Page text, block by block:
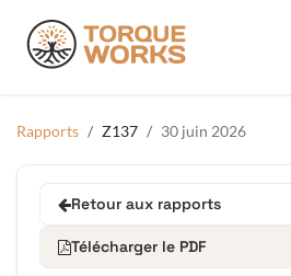
Rapports Z137 30 juin 2026
Retour aux rapports
Télécharger le PDF